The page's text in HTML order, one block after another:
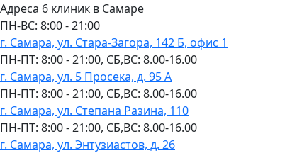
Адреса 6 клиник в Самаре
ПН-ВC: 8:00 - 21:00
г. Самара, ул. Стара-Загора, 142 Б, офис 1
ПН-ПТ: 8:00 - 21:00, СБ,ВС: 8.00-16.00
г. Самара, ул. 5 Просека, д. 95 А
ПН-ПТ: 8:00 - 21:00, СБ,ВС: 8.00-16.00
г. Самара, ул. Степана Разина, 110
ПН-ПТ: 8:00 - 21:00, СБ,ВС: 8.00-16.00
г. Самара, ул. Энтузиастов, д. 26